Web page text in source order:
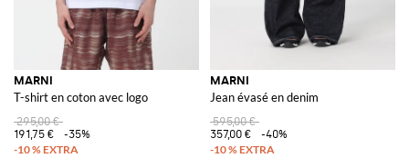
MARNI
T-shirt en coton avec logo
295,00 €
191,75 €
-35%
MARNI
Jean évasé en denim
595,00 €
357,00 €
-40%